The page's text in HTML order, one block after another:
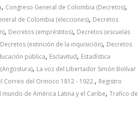
, Congreso General de Colombia (Decretos),
de Colombia (elecciones), Decretos
, Decretos (empréstitos), Decretos (escuelas
Decretos (extinción de la inquisición), Decretos
pública, Esclavitud, Estadística
, La voz del Libertador Simón Bolívar
Correo del Orinoco 1812 - 1922., Registro
de América Latina y el Caribe, Trafico de